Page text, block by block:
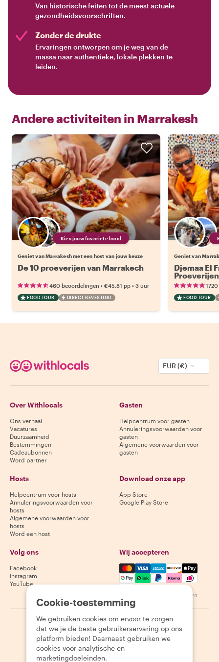
Van historische feiten tot de meest actuele
gezondheidsvoorschriften.
Zonder de drukte
Ervaringen ontworpen om je weg van de
massa naar authentieke, lokale plekken te
leiden.
Andere activiteiten in Marrakesh
Kies jouw favoriete local
Geniet van Marrakesh met een host van jouw keuze
De 10 proeverijen van Marrakech
460 beoordelingen • €45.81 pp • 3 uur
FOOD TOUR DIRECT BEVESTIGD
Geniet van
Djemaa El
Proeverijen
FOOD TOUR
EUR (€)
Over Withlocals
Ons verhaal
Vacatures
Duurzaamheid
Bestemmingen
Cadeaubonnen
Word partner
Gasten
Helpcentrum voor gasten
Annuleringsvoorwaarden voor
gasten
Algemene voorwaarden voor
gasten
Hosts
Helpcentrum voor hosts
Annuleringsvoorwaarden voor
hosts
Algemene voorwaarden voor
hosts
Word een host
Download onze app
App Store
Google Play Store
Volg ons
Facebook
Instagram
YouTube
Wij accepteren
Mastercard, Visa, Amex,
Beschikbaarheid varieert per bestemming
2026 Withlocals.com Privacybeleid Cookies
Cookie-toestemming
We gebruiken cookies om ervoor te zorgen
dat we je de beste gebruikerservaring op ons
platform bieden! Daarnaast gebruiken we
cookies voor analytische en
marketingdoeleinden.